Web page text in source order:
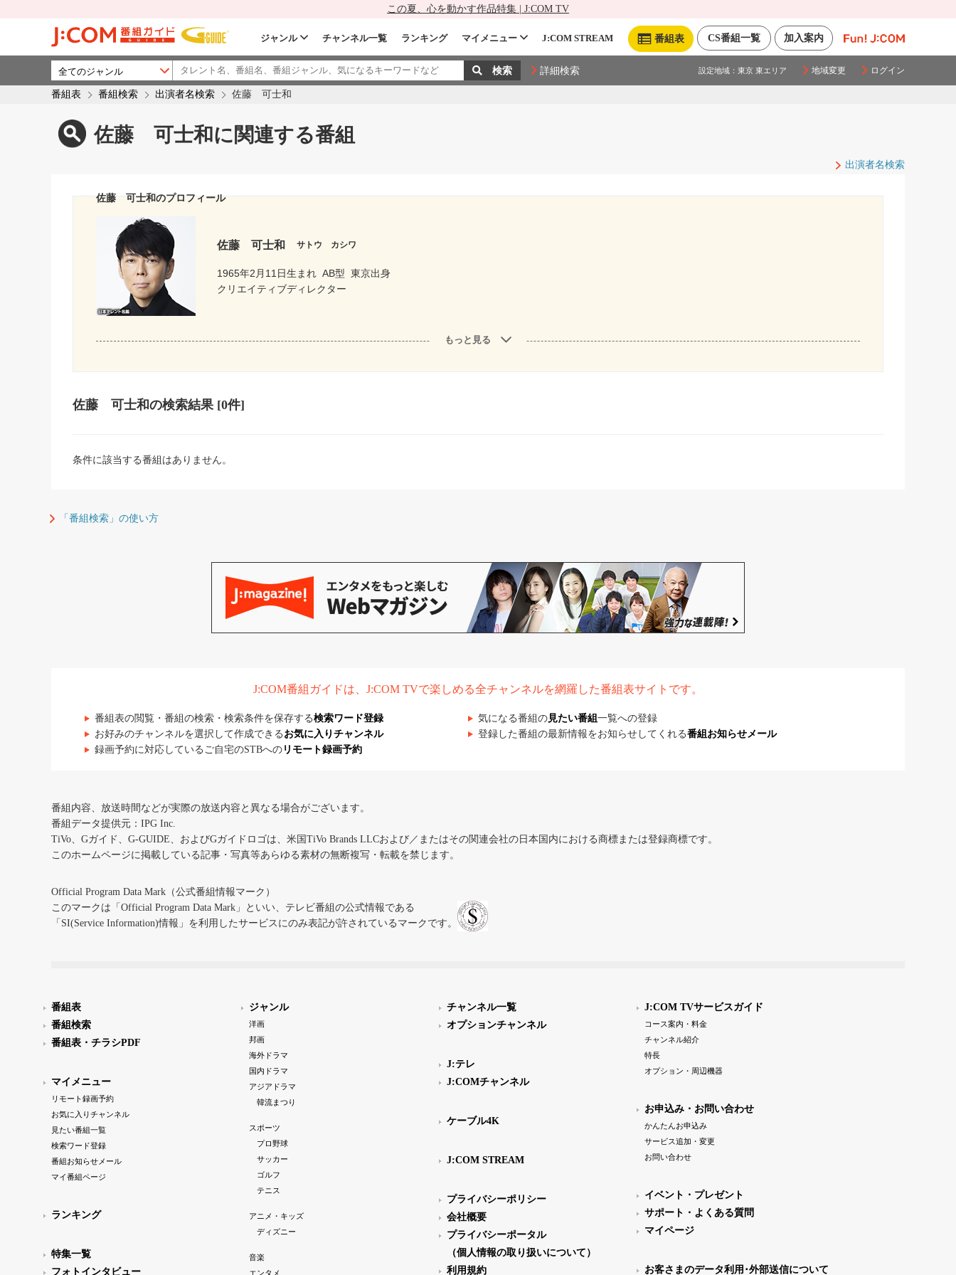
この夏、心を動かす作品特集 | J:COM TV
加入案内
CS番組一覧
番組表
ジャンル チャンネル一覧 ランキング マイメニュー J:COM STREAM
詳細検索 設定地域： 東京 東エリア 地域変更 ログイン
番組表 番組検索 出演者名検索 佐藤 可士和
佐藤 可士和に関連する番組
出演者名検索
佐藤 可士和のプロフィール
佐藤 可士和 サトウ カシワ
1965年2月11日生まれ AB型 東京出身
クリエイティブディレクター
もっと見る
佐藤 可士和の検索結果 [0件]
条件に該当する番組はありません。
「番組検索」の使い方
J:COM番組ガイドは、J:COM TVで楽しめる全チャンネルを網羅した番組表サイトです。
番組表の閲覧・番組の検索・検索条件を保存する検索ワード登録 気になる番組の見たい番組 一覧への登録
お好みのチャンネルを選択して作成できる お気に入りチャンネル 登録した番組の最新情報をお知らせしてくれる番組お知らせメール
録画予約に対応しているご自宅のSTBへの リモート録画予約
番組内容、放送時間などが実際の放送内容と異なる場合がございます。
番組データ提供元：IPG Inc.
TiVo、Gガイド、G-GUIDE、およびGガイドロゴは、米国TiVo Brands LLCおよび／またはその関連会社の日本国内における商標または登録商標です。
このホームページに掲載している記事・写真等あらゆる素材の無断複写・転載を禁じます。
Official Program Data Mark（公式番組情報マーク）
このマークは「Official Program Data Mark」といい、テレビ番組の公式情報である
「SI(Service Information)情報」を利用したサービスにのみ表記が許されているマークです。
番組表
番組検索
番組表・チラシPDF
マイメニュー
リモート録画予約
お気に入りチャンネル
見たい番組一覧
検索ワード登録
番組お知らせメール
マイ番組ページ
ランキング
特集一覧
フォトインタビュー
ジャンル
洋画
邦画
海外ドラマ
国内ドラマ
アジアドラマ
韓流まつり
スポーツ
プロ野球
サッカー
ゴルフ
テニス
アニメ・キッズ
ディズニー
音楽
エンタメ
チャンネル一覧
オプションチャンネル
J:テレ
J:COMチャンネル
ケーブル4K
J:COM STREAM
プライバシーポリシー
会社概要
プライバシーポータル
（個人情報の取り扱いについて）
利用規約
J:COM TVサービスガイド
コース案内・料金
チャンネル紹介
特長
オプション・周辺機器
お申込み・お問い合わせ
かんたんお申込み
サービス追加・変更
お問い合わせ
イベント・プレゼント
サポート・よくある質問
マイページ
お客さまのデータ利用･外部送信について